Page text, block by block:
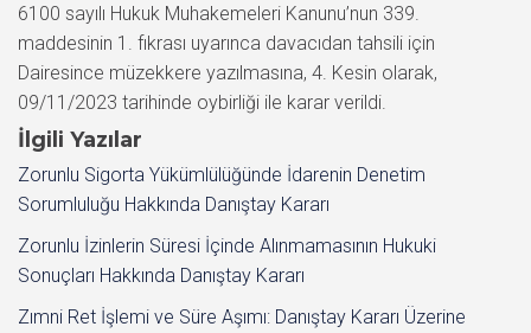
6100 sayılı Hukuk Muhakemeleri Kanunu’nun 339.
maddesinin 1. fıkrası uyarınca davacıdan tahsili için
Dairesince müzekkere yazılmasına, 4. Kesin olarak,
09/11/2023 tarihinde oybirliği ile karar verildi.
İlgili Yazılar
Zorunlu Sigorta Yükümlülüğünde İdarenin Denetim
Sorumluluğu Hakkında Danıştay Kararı
Zorunlu İzinlerin Süresi İçinde Alınmamasının Hukuki
Sonuçları Hakkında Danıştay Kararı
Zımni Ret İşlemi ve Süre Aşımı: Danıştay Kararı Üzerine